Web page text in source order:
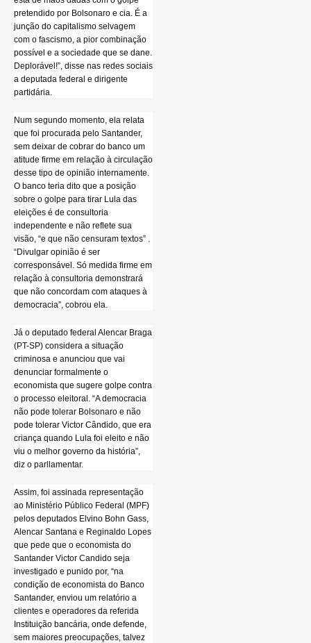
pretendido por Bolsonaro e cia. É a
junção do capitalismo selvagem
com o fascismo, a pior combinação
possível e a sociedade que se dane.
Deplorável!”, disse nas redes sociais
a deputada federal e dirigente
partidária.
Num segundo momento, ela relata
que foi procurada pelo Santander,
sem deixar de cobrar do banco um
atitude firme em relação à circulação
desse tipo de opinião internamente.
O banco teria dito que a posição
sobre o golpe para tirar Lula das
eleições é de consultoria
independente e não reflete sua
visão, “e que não censuram textos” .
“Divulgar opinião é ser
corresponsável. Só medida firme em
relação à consultoria demonstrará
que não concordam com ataques à
democracia”, cobrou ela.
Já o deputado federal Alencar Braga
(PT-SP) considera a situação
criminosa e anunciou que vai
denunciar formalmente o
economista que sugere golpe contra
o processo eleitoral. “A democracia
não pode tolerar Bolsonaro e não
pode tolerar Victor Cândido, que era
criança quando Lula foi eleito e não
viu o melhor governo da história”,
diz o parllamentar.
Assim, foi assinada representação
ao Ministério Público Federal (MPF)
pelos deputados Elvino Bohn Gass,
Alencar Santana e Reginaldo Lopes
que pede que o economista do
Santander Victor Candido seja
investigado e punido por, “na
condição de economista do Banco
Santander, enviou um relatório a
clientes e operadores da referida
Instituição bancária, onde defende,
sem maiores preocupações, talvez